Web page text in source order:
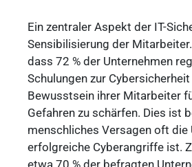
Ein zentraler Aspekt der IT-
Sensibilisierung der
dass 72 % der Unternehmen
Schulungen zur
Bewusstsein ihrer Mitarbeiter
Gefahren zu schärfen. Dies ist
menschliches Versagen oft die
erfolgreiche Cyberangriffe ist.
etwa 70 % der befragten